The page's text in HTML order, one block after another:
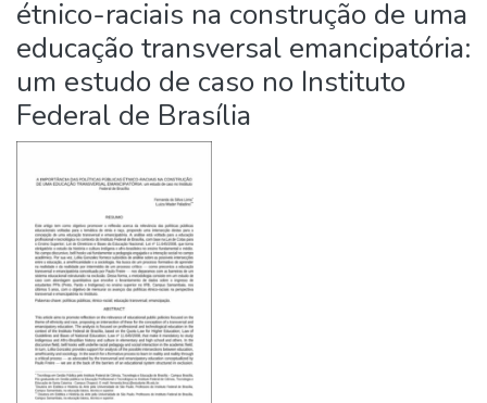
Statistics
About RIIFB
Help
Contacts
étnico-raciais na construção de uma
educação transversal emancipatória:
um estudo de caso no Instituto
Federal de Brasília